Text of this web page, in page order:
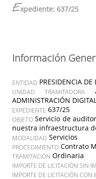
Expediente: 637/25
Información
ENTIDAD PRESIDENCIA
UNIDAD TRAMITADORA
ADMINISTRACIÓN
EXPEDIENTE 637/25
OBJETO Servicio de
nuestra infraestructura
MODALIDAD Servicios
PROCEDIMIENTO Contrato
TRAMITACIÓN Ordinaria
IMPORTE DE LICITACIÓN SIN
IMPORTE DE LICITACIÓN CON